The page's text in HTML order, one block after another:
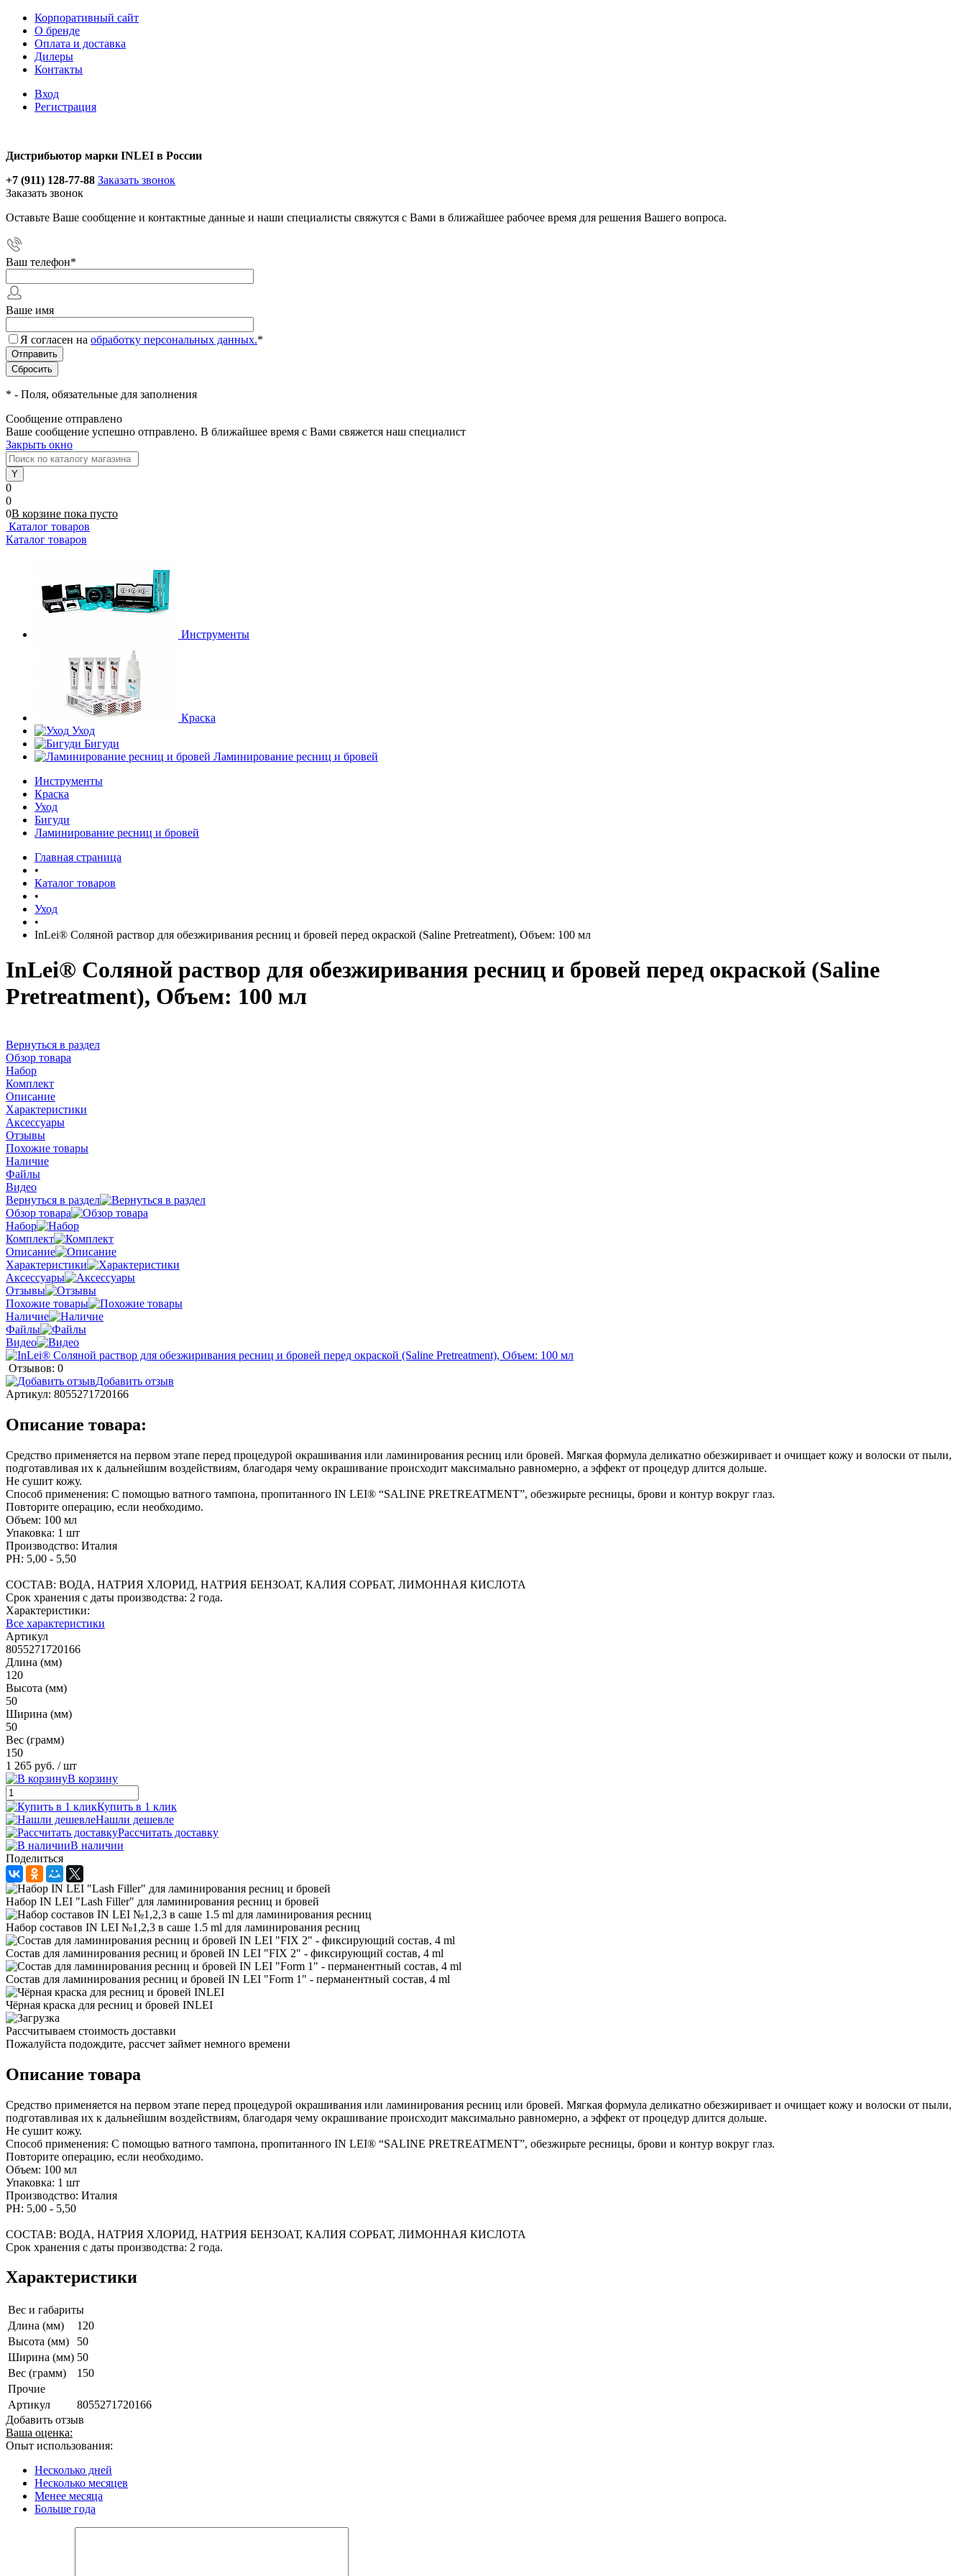
Корпоративный сайт
О бренде
Оплата и доставка
Дилеры
Контакты
Вход
Регистрация
Дистрибьютор марки INLEI в России
+7 (911) 128-77-88 Заказать звонок
Заказать звонок
Оставьте Ваше сообщение и контактные данные и наши специалисты свяжутся с Вами в ближайшее рабочее время для решения Вашего вопроса.
Ваш телефон*
Ваше имя
Я согласен на обработку персональных данных.*
* - Поля, обязательные для заполнения
Сообщение отправлено
Ваше сообщение успешно отправлено. В ближайшее время с Вами свяжется наш специалист
Закрыть окно
0
0
0В корзине пока пусто
Каталог товаров
Каталог товаров
Инструменты
Краска
Уход
Бигуди
Ламинирование ресниц и бровей
Инструменты
Краска
Уход
Бигуди
Ламинирование ресниц и бровей
Главная страница
•
Каталог товаров
•
Уход
•
InLei® Соляной раствор для обезжиривания ресниц и бровей перед окраской (Saline Pretreatment), Объем: 100 мл
InLei® Соляной раствор для обезжиривания ресниц и бровей перед окраской (Saline
Pretreatment), Объем: 100 мл
Вернуться в раздел
Обзор товара
Набор
Комплект
Описание
Характеристики
Аксессуары
Отзывы
Похожие товары
Наличие
Файлы
Видео
Вернуться в раздел
Обзор товара
Набор
Комплект
Описание
Характеристики
Аксессуары
Отзывы
Похожие товары
Наличие
Файлы
Видео
Отзывов: 0
Добавить отзыв
Артикул: 8055271720166
Описание товара:
Средство применяется на первом этапе перед процедурой окрашивания или ламинирования ресниц или бровей. Мягкая формула деликатно обезжиривает и очищает кожу и волоски от пыли,
подготавливая их к дальнейшим воздействиям, благодаря чему окрашивание происходит максимально равномерно, а эффект от процедур длится дольше.
Не сушит кожу.
Способ применения: С помощью ватного тампона, пропитанного IN LEI® “SALINE PRETREATMENT”, обезжирьте ресницы, брови и контур вокруг глаз.
Повторите операцию, если необходимо.
Объем: 100 мл
Упаковка: 1 шт
Производство: Италия
PH: 5,00 - 5,50
СОСТАВ: ВОДА, НАТРИЯ ХЛОРИД, НАТРИЯ БЕНЗОАТ, КАЛИЯ СОРБАТ, ЛИМОННАЯ КИСЛОТА
Срок хранения с даты производства: 2 года.
Характеристики:
Все характеристики
Артикул
8055271720166
Длина (мм)
120
Высота (мм)
50
Ширина (мм)
50
Вес (грамм)
150
1 265 руб. / шт
В корзину
Купить в 1 клик
Нашли дешевле
Рассчитать доставку
В наличии
Поделиться
Набор IN LEI "Lash Filler" для ламинирования ресниц и бровей
Набор составов IN LEI №1,2,3 в саше 1.5 ml для ламинирования ресниц
Состав для ламинирования ресниц и бровей IN LEI "FIX 2" - фиксирующий состав, 4 ml
Состав для ламинирования ресниц и бровей IN LEI "Form 1" - перманентный состав, 4 ml
Чёрная краска для ресниц и бровей INLEI
Рассчитываем стоимость доставки
Пожалуйста подождите, рассчет займет немного времени
Описание товара
Средство применяется на первом этапе перед процедурой окрашивания или ламинирования ресниц или бровей. Мягкая формула деликатно обезжиривает и очищает кожу и волоски от пыли,
подготавливая их к дальнейшим воздействиям, благодаря чему окрашивание происходит максимально равномерно, а эффект от процедур длится дольше.
Не сушит кожу.
Способ применения: С помощью ватного тампона, пропитанного IN LEI® “SALINE PRETREATMENT”, обезжирьте ресницы, брови и контур вокруг глаз.
Повторите операцию, если необходимо.
Объем: 100 мл
Упаковка: 1 шт
Производство: Италия
PH: 5,00 - 5,50
СОСТАВ: ВОДА, НАТРИЯ ХЛОРИД, НАТРИЯ БЕНЗОАТ, КАЛИЯ СОРБАТ, ЛИМОННАЯ КИСЛОТА
Срок хранения с даты производства: 2 года.
Характеристики
Вес и габариты
Длина (мм)
120
Высота (мм)
50
Ширина (мм) 50
Вес (грамм)
150
Прочие
Артикул
8055271720166
Добавить отзыв
Ваша оценка:
Опыт использования:
Несколько дней
Несколько месяцев
Менее месяца
Больше года